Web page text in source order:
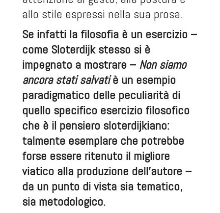
allo stile espressi nella sua prosa.
Se infatti la filosofia è un esercizio –
come Sloterdijk stesso si è
impegnato a mostrare – Non siamo
ancora stati salvatiè un esempio
paradigmatico delle peculiarità di
quello specifico esercizio filosofico
che è il pensiero sloterdijkiano:
talmente esemplare che potrebbe
forse essere ritenuto il migliore
viatico alla produzione dell’autore –
da un punto di vista sia tematico,
sia metodologico.